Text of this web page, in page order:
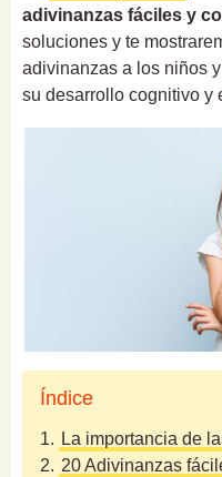
adivinanzas fáciles y
soluciones y te
adivinanzas a los niños
su desarrollo cognitivo y
Índice
1. La importancia de
2. 20 Adivinanzas